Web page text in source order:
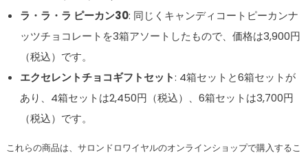
ラ・ラ・ラ ピーカン30: 同じくキャンディコートピーカンナ
ッツチョコレートを3箱アソートしたもので、価格は3,900円
（税込）です。
エクセレントチョコギフトセット: 4箱セットと6箱セットが
あり、4箱セットは2,450円（税込）、6箱セットは3,700円
（税込）です。
これらの商品は、サロンドロワイヤルのオンラインショップで購入するこ